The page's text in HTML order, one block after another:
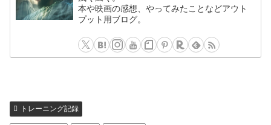
本や映画の感想、やってみたことなどアウト
プット用ブログ。
トレーニング記録